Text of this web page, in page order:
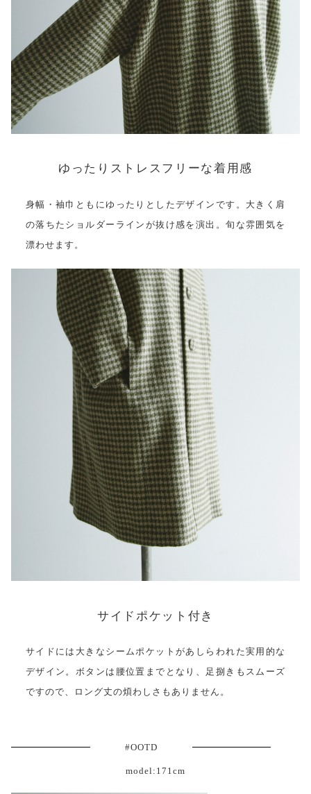
ゆったりストレスフリーな着用感
身幅・袖巾ともにゆったりとしたデザインです。大きく肩
の落ちたショルダーラインが抜け感を演出。旬な雰囲気を
漂わせます。
サイドポケット付き
サイドには大きなシームポケットがあしらわれた実用的な
デザイン。ボタンは腰位置までとなり、足捌きもスムーズ
ですので、ロング丈の煩わしさもありません。
#OOTD
model:171cm